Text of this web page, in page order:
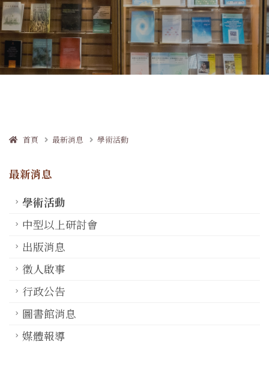
首頁 最新消息 學術活動
最新消息
學術活動
中型以上研討會
出版消息
徵人啟事
行政公告
圖書館消息
媒體報導